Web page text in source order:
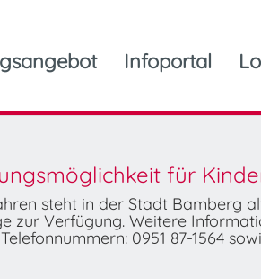
Infoportal
für
steht in der Stadt Bamberg
zur Verfügung. Weitere
0951 87-1564